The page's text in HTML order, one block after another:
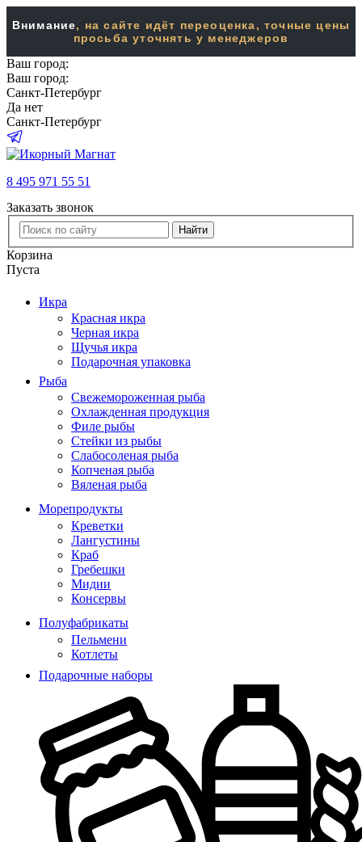
Внимание, на сайте идёт переоценка, точные цены
просьба уточнять у менеджеров
Ваш город:
Ваш город:
Санкт-Петербург
Да нет
Санкт-Петербург
8 495 971 55 51
Заказать звонок
Найти
Корзина
Пуста
Икра
Красная икра
Черная икра
Щучья икра
Подарочная упаковка
Рыба
Свежемороженная рыба
Охлажденная продукция
Филе рыбы
Стейки из рыбы
Слабосоленая рыба
Копченая рыба
Вяленая рыба
Морепродукты
Креветки
Лангустины
Краб
Гребешки
Мидии
Консервы
Полуфабрикаты
Пельмени
Котлеты
Подарочные наборы